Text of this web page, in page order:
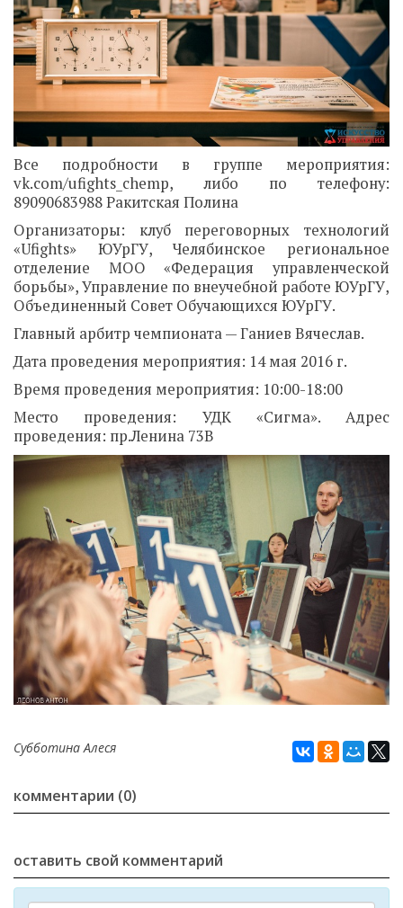
Все подробности в группе мероприятия:
vk.com/ufights_chemp, либо по телефону:
89090683988 Ракитская Полина
Организаторы: клуб переговорных технологий
«Ufights» ЮУрГУ, Челябинское региональное
отделение МОО «Федерация управленческой
борьбы», Управление по внеучебной работе ЮУрГУ,
Объединенный Совет Обучающихся ЮУрГУ.
Главный арбитр чемпионата — Ганиев Вячеслав.
Дата проведения мероприятия: 14 мая 2016 г.
Время проведения мероприятия: 10:00-18:00
Место проведения: УДК «Сигма». Адрес
проведения: пр.Ленина 73В
Субботина Алеся
комментарии (0)
оставить свой комментарий